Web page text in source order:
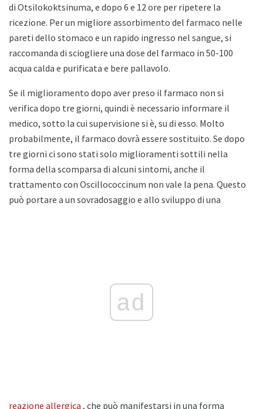
di Otsilokoktsinuma, e dopo 6 e 12 ore per ripetere la
ricezione. Per un migliore assorbimento del farmaco nelle
pareti dello stomaco e un rapido ingresso nel sangue, si
raccomanda di sciogliere una dose del farmaco in 50-100
acqua calda e purificata e bere pallavolo.
Se il miglioramento dopo aver preso il farmaco non si
verifica dopo tre giorni, quindi è necessario informare il
medico, sotto la cui supervisione si è, su di esso. Molto
probabilmente, il farmaco dovrà essere sostituito. Se dopo
tre giorni ci sono stati solo miglioramenti sottili nella
forma della scomparsa di alcuni sintomi, anche il
trattamento con Oscillococcinum non vale la pena. Questo
può portare a un sovradosaggio e allo sviluppo di una
ad
reazione allergica , che può manifestarsi in una forma